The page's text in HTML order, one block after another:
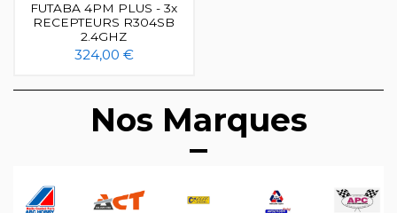
FUTABA 4PM PLUS - 3x
RECEPTEURS R304SB
2.4GHZ
324,00 €
Nos Marques